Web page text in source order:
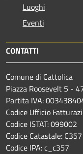
Luoghi
Eventi
CONTATTI
Comune di Cattolica
Piazza Roosevelt 5 -
Partita IVA:
Codice Ufficio
Codice ISTAT: 099002
Codice Catastale: C357
Codice IPA: c_c357